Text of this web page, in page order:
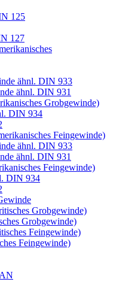
125
127
ähnl. DIN 933
ähnl. DIN 931
Grobgewinde)
DIN 934
Feingewinde)
ähnl. DIN 933
ähnl. DIN 931
Feingewinde)
DIN 934
Grobgewinde)
Grobgewinde)
Feingewinde)
Feingewinde)